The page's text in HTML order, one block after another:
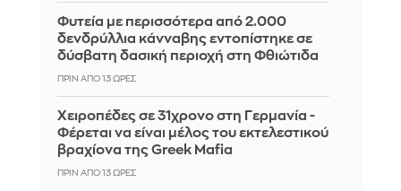
Φυτεία με περισσότερα από 2.000
δενδρύλλια κάνναβης εντοπίστηκε σε
δύσβατη δασική περιοχή στη Φθιώτιδα
ΠΡΙΝ ΑΠΌ 13 ΏΡΕΣ
Χειροπέδες σε 31χρονο στη Γερμανία -
Φέρεται να είναι μέλος του εκτελεστικού
βραχίονα της Greek Mafia
ΠΡΙΝ ΑΠΌ 13 ΏΡΕΣ